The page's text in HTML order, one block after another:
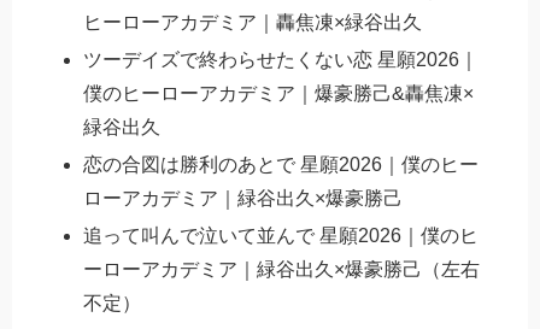
ヒーローアカデミア｜轟焦凍×緑谷出久
ツーデイズで終わらせたくない恋 星願2026｜
僕のヒーローアカデミア｜爆豪勝己&轟焦凍×
緑谷出久
恋の合図は勝利のあとで 星願2026｜僕のヒー
ローアカデミア｜緑谷出久×爆豪勝己
追って叫んで泣いて並んで 星願2026｜僕のヒ
ーローアカデミア｜緑谷出久×爆豪勝己（左右
不定）